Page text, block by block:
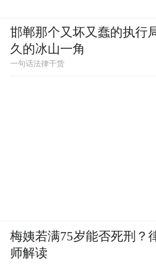
邯郸那个又坏又蠢的执行
久的冰山一角
一句话法律干货
梅姨若满75岁能否死刑？
师解读